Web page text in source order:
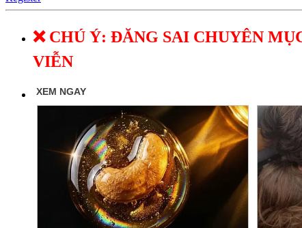
❌ CHÚ Ý: ĐĂNG SAI CHUYÊN
VIỄN